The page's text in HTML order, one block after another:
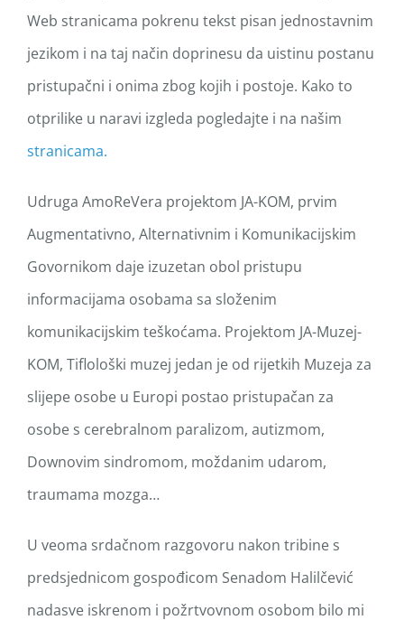
Web stranicama pokrenu tekst pisan jednostavnim
jezikom i na taj način doprinesu da uistinu postanu
pristupačni i onima zbog kojih i postoje. Kako to
otprilike u naravi izgleda pogledajte i na našim
stranicama.
Udruga AmoReVera projektom JA-KOM, prvim
Augmentativno, Alternativnim i Komunikacijskim
Govornikom daje izuzetan obol pristupu
informacijama osobama sa složenim
komunikacijskim teškoćama. Projektom JA-Muzej-
KOM, Tiflološki muzej jedan je od rijetkih Muzeja za
slijepe osobe u Europi postao pristupačan za
osobe s cerebralnom paralizom, autizmom,
Downovim sindromom, moždanim udarom,
traumama mozga…
U veoma srdačnom razgovoru nakon tribine s
predsjednicom gospođicom Senadom Halilčević
nadasve iskrenom i požrtvovnom osobom bilo mi